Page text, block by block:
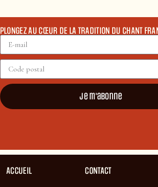
PLONGEZ AU CŒUR DE LA TRADITION DU CHANT
Je m'abonne
ACCUEIL CONTACT